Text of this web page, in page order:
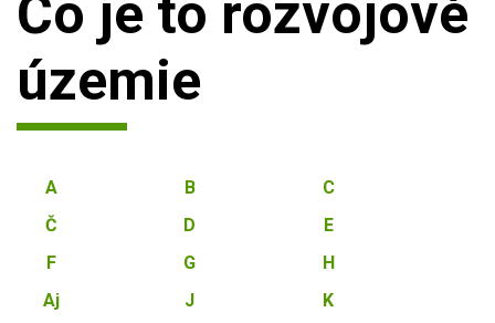
Čo je to rozvojové
územie
A B
C
Č
D
E
F
G
H
Aj
J
K